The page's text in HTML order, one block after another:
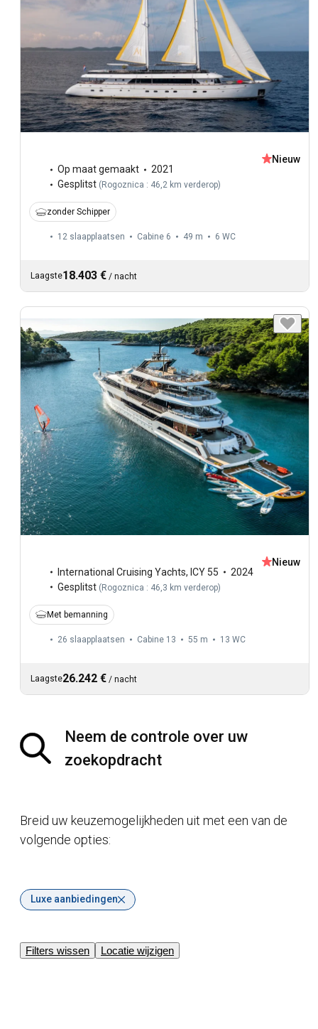
Op maat gemaakt
2021
Gesplitst ( Rogoznica : 46,2 km verderop)
Nieuw
zonder Schipper
12 slaapplaatsen Cabine 6 49 m 6 WC
Laagste18.403 € / nacht
International Cruising Yachts, ICY 55
2024
Gesplitst (Rogoznica : 46,3 km verderop)
Nieuw
Met bemanning
26 slaapplaatsen Cabine 13 55 m 13 WC
Laagste26.242 € / nacht
Neem de controle over uw
zoekopdracht
Breid uw keuzemogelijkheden uit met een van de
volgende opties:
Luxe aanbiedingen
Filters wissen Locatie wijzigen